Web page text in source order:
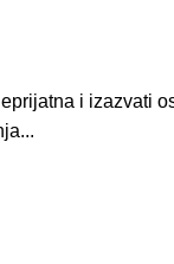
i izazvati